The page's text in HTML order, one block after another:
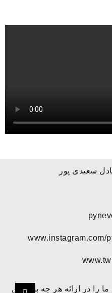
سعیدی پور
را در ارائه هر چه بهتر این